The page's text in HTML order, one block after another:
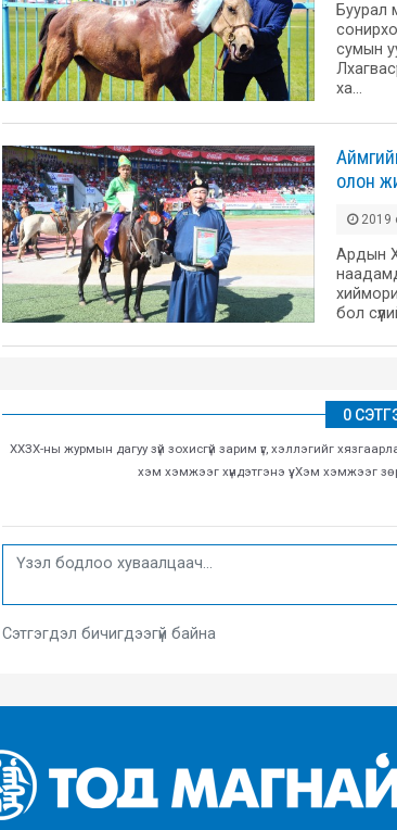
Буурал
сумын
ха…
олон
2019
Ардын
бол
0
ХХЗХ-ны журмын дагуу зүй зохисгүй зарим үг, хэллэгийг
хэм хэмжээг хүндэтгэнэ үү. Хэм хэмжээг
Сэтгэгдэл бичигдээгүй байна